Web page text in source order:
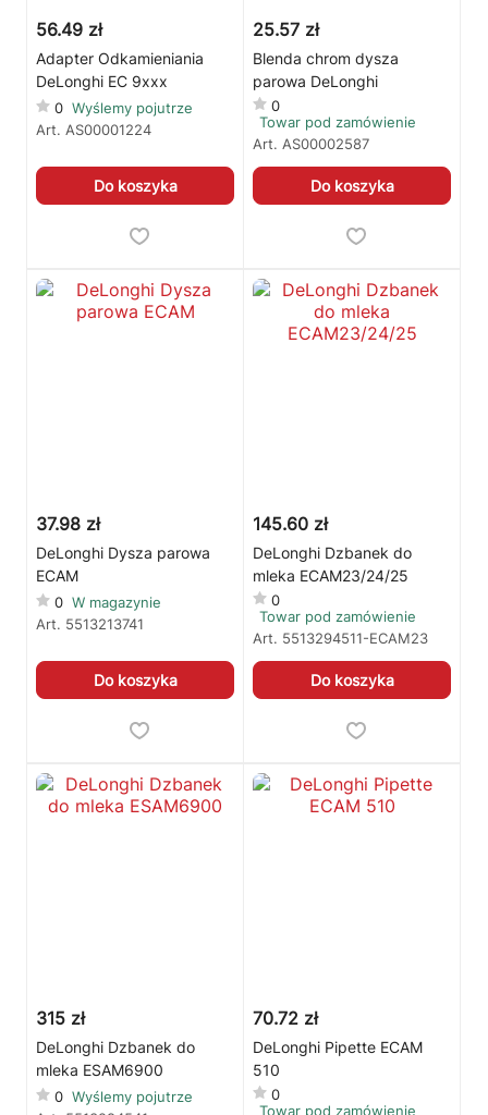
56.49 zł
Adapter Odkamieniania
DeLonghi EC 9xxx
0 Wyślemy pojutrze
Art. AS00001224
Do koszyka
25.57 zł
Blenda chrom dysza
parowa DeLonghi
0
Towar pod zamówienie
Art. AS00002587
Do koszyka
37.98 zł
DeLonghi Dysza parowa
ECAM
0 W magazynie
Art. 5513213741
Do koszyka
145.60 zł
DeLonghi Dzbanek do
mleka ECAM23/24/25
0
Towar pod zamówienie
Art. 5513294511-ECAM23
Do koszyka
315 zł
DeLonghi Dzbanek do
mleka ESAM6900
0 Wyślemy pojutrze
70.72 zł
DeLonghi Pipette ECAM
510
0
Towar pod zamówienie
🛒Jak kupić w sklepie? 🧴Odkamienianie
🗹 Reklamacja naprawy 📦Reklamacja towaru